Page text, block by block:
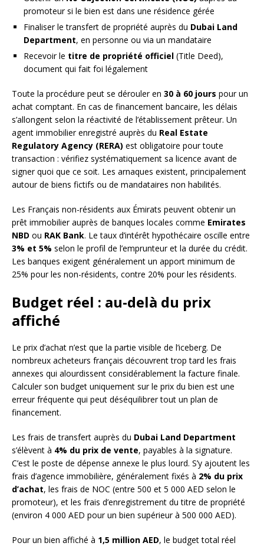
promoteur si le bien est dans une résidence gérée
Finaliser le transfert de propriété auprès du Dubai Land
Department, en personne ou via un mandataire
Recevoir le titre de propriété officiel (Title Deed),
document qui fait foi légalement
Toute la procédure peut se dérouler en 30 à 60 jours pour un
achat comptant. En cas de financement bancaire, les délais
s’allongent selon la réactivité de l’établissement prêteur. Un
agent immobilier enregistré auprès du Real Estate
Regulatory Agency (RERA) est obligatoire pour toute
transaction : vérifiez systématiquement sa licence avant de
signer quoi que ce soit. Les arnaques existent, principalement
autour de biens fictifs ou de mandataires non habilités.
Les Français non-résidents aux Émirats peuvent obtenir un
prêt immobilier auprès de banques locales comme Emirates
NBD ou RAK Bank. Le taux d’intérêt hypothécaire oscille entre
3% et 5% selon le profil de l’emprunteur et la durée du crédit.
Les banques exigent généralement un apport minimum de
25% pour les non-résidents, contre 20% pour les résidents.
Budget réel : au-delà du prix
affiché
Le prix d’achat n’est que la partie visible de l’iceberg. De
nombreux acheteurs français découvrent trop tard les frais
annexes qui alourdissent considérablement la facture finale.
Calculer son budget uniquement sur le prix du bien est une
erreur fréquente qui peut déséquilibrer tout un plan de
financement.
Les frais de transfert auprès du Dubai Land Department
s’élèvent à 4% du prix de vente, payables à la signature.
C’est le poste de dépense annexe le plus lourd. S’y ajoutent les
frais d’agence immobilière, généralement fixés à 2% du prix
d’achat, les frais de NOC (entre 500 et 5 000 AED selon le
promoteur), et les frais d’enregistrement du titre de propriété
(environ 4 000 AED pour un bien supérieur à 500 000 AED).
Pour un bien affiché à 1,5 million AED, le budget total réel